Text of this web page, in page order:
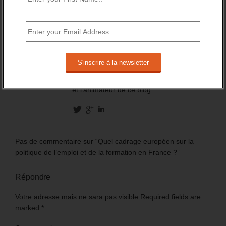
Daniel Lamar mène des missions dans le
domaine des politiques et stratégies
l’orientation professionnelle, de la
et l'animateur de ce blog.
Pas de commentaire sur “Quel cadrage européen sur la
politique de l’emploi et de la formation en France ?”
Répondre
Votre adresse mais ne sara pas visible Required fields are
marked *